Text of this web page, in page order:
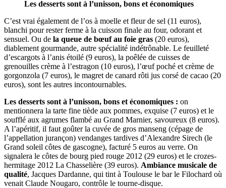
Les desserts sont à l’unisson, bons et économiques
C’est vrai également de l’os à moelle et fleur de sel (11 euros),
blanchi pour rester ferme à la cuisson finale au four, odorant et
sensuel. Ou de la queue de bœuf au foie gras (20 euros),
diablement gourmande, autre spécialité indétrônable. Le feuilleté
d’escargots à l’anis étoilé (9 euros), la poêlée de cuisses de
grenouilles crème à l’estragon (10 euros), l’œuf poché et crème de
gorgonzola (7 euros), le magret de canard rôti jus corsé de cacao (20
euros), sont les autres incontournables.
Les desserts sont à l’unisson, bons et économiques : on
mentionnera la tarte fine tiède aux pommes, exquise (7 euros) et le
soufflé aux agrumes flambé au Grand Marnier, savoureux (8 euros).
A l’apéritif, il faut goûter la cuvée de gros manseng (cépage de
l’appellation jurançon) vendanges tardives d’Alexandre Sirech (le
Grand soleil côtes de gascogne), facturé 5 euros au verre. On
signalera le côtes de bourg pied rouge 2012 (29 euros) et le crozes-
hermitage 2012 La Chasselière (39 euros). Ambiance musicale de
qualité, Jacques Dardanne, qui tint à Toulouse le bar le Filochard où
venait Claude Nougaro, contrôle le tourne-disque.